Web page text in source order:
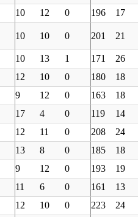
10 12 0 196 17
10 10 0 201 21
10 13 1 171 26
12 10 0 180 18
9 12 0 163 18
17 4 0 119 14
12 11 0 208 24
13 8 0 185 18
9 12 0 193 19
11 6 0 161 13
12 10 0 223 24